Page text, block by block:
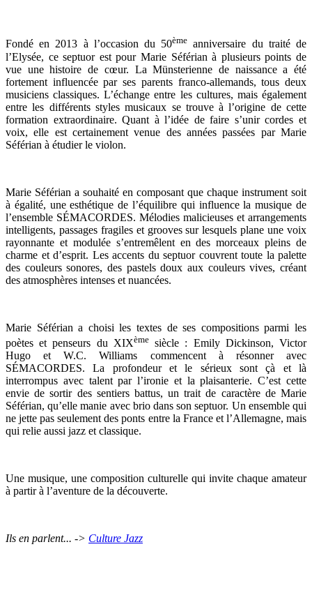
Fondé en 2013 à l’occasion du 50ème anniversaire du traité de
l’Elysée, ce septuor est pour Marie Séférian à plusieurs points de
vue une histoire de cœur. La Münsterienne de naissance a été
fortement influencée par ses parents franco-allemands, tous deux
musiciens classiques. L’échange entre les cultures, mais également
entre les différents styles musicaux se trouve à l’origine de cette
formation extraordinaire. Quant à l’idée de faire s’unir cordes et
voix, elle est certainement venue des années passées par Marie
Séférian à étudier le violon.
Marie Séférian a souhaité en composant que chaque instrument soit
à égalité, une esthétique de l’équilibre qui influence la musique de
l’ensemble SÉMACORDES. Mélodies malicieuses et arrangements
intelligents, passages fragiles et grooves sur lesquels plane une voix
rayonnante et modulée s’entremêlent en des morceaux pleins de
charme et d’esprit. Les accents du septuor couvrent toute la palette
des couleurs sonores, des pastels doux aux couleurs vives, créant
des atmosphères intenses et nuancées.
Marie Séférian a choisi les textes de ses compositions parmi les
poètes et penseurs du XIXèmesiècle : Emily Dickinson, Victor
Hugo et W.C. Williams commencent à résonner avec
SÉMACORDES. La profondeur et le sérieux sont çà et là
interrompus avec talent par l’ironie et la plaisanterie. C’est cette
envie de sortir des sentiers battus, un trait de caractère de Marie
Séférian, qu’elle manie avec brio dans son septuor. Un ensemble qui
ne jette pas seulement des ponts entre la France et l’Allemagne, mais
qui relie aussi jazz et classique.
Une musique, une composition culturelle qui invite chaque amateur
à partir à l’aventure de la découverte.
Ils en parlent... -> Culture Jazz